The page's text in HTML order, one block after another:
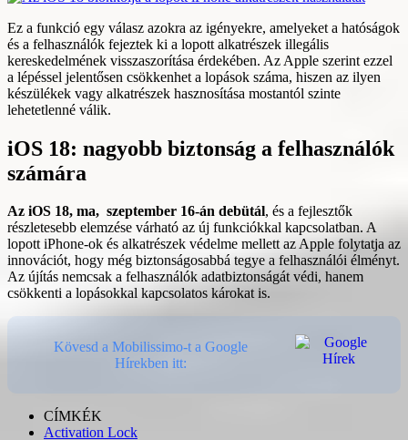
Ez a funkció egy válasz azokra az igényekre, amelyeket a hatóságok
és a felhasználók fejeztek ki a lopott alkatrészek illegális
kereskedelmének visszaszorítása érdekében. Az Apple szerint ezzel
a lépéssel jelentősen csökkenhet a lopások száma, hiszen az ilyen
készülékek vagy alkatrészek hasznosítása mostantól szinte
lehetetlenné válik.
iOS 18: nagyobb biztonság a felhasználók
számára
Az iOS 18, ma, szeptember 16-án debütál, és a fejlesztők
részletesebb elemzése várható az új funkciókkal kapcsolatban. A
lopott iPhone-ok és alkatrészek védelme mellett az Apple folytatja az
innovációt, hogy még biztonságosabbá tegye a felhasználói élményt.
Az újítás nemcsak a felhasználók adatbiztonságát védi, hanem
csökkenti a lopásokkal kapcsolatos károkat is.
Kövesd a Mobilissimo-t a Google
Hírekben itt:
CÍMKÉK
Activation Lock